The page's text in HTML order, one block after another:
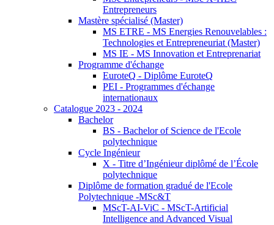
Entrepreneurs
Mastère spécialisé (Master)
MS ETRE - MS Energies Renouvelables :
Technologies et Entrepreneuriat (Master)
MS IE - MS Innovation et Entreprenariat
Programme d'échange
EuroteQ - Diplôme EuroteQ
PEI - Programmes d'échange
internationaux
Catalogue 2023 - 2024
Bachelor
BS - Bachelor of Science de l'Ecole
polytechnique
Cycle Ingénieur
X - Titre d’Ingénieur diplômé de l’École
polytechnique
Diplôme de formation gradué de l'Ecole
Polytechnique -MSc&T
MScT-AI-ViC - MScT-Artificial
Intelligence and Advanced Visual